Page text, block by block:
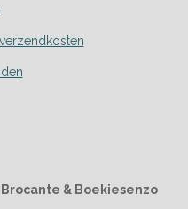
& Boekiesenzo